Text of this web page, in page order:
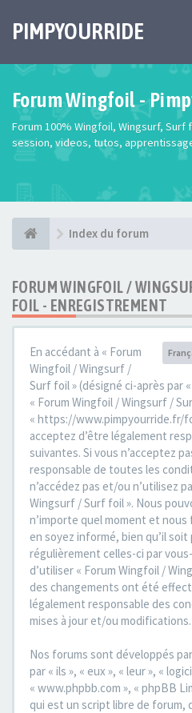
PIMPYOURRIDE
Forum Wingfoil -
Forum 100% Wingfoil, Wingsurf,
session, videos, tutos,
Index du forum
FORUM WINGFOIL /
FOIL - ENREGISTREMENT
En accédant à « Forum
Wingfoil / Wingsurf /
Surf foil » (désigné ci-après par
« Forum Wingfoil / Wingsurf /
« https://www.pimpyourride.fr/
acceptez d’être légalement
suivantes. Si vous n’acceptez
responsable de toutes les
n’accédez pas et/ou n’utilisez
Wingsurf / Surf foil ». Nous
n’importe quel moment et
en soyez informé, bien qu’il
régulièrement celles-ci par
d’utiliser « Forum Wingfoil /
des changements ont été
légalement responsable des
mises à jour et/ou modifications.
Nos forums sont développés
par « ils », « eux », « leur », «
« www.phpbb.com », « phpBB
qui est un script libre de forum,